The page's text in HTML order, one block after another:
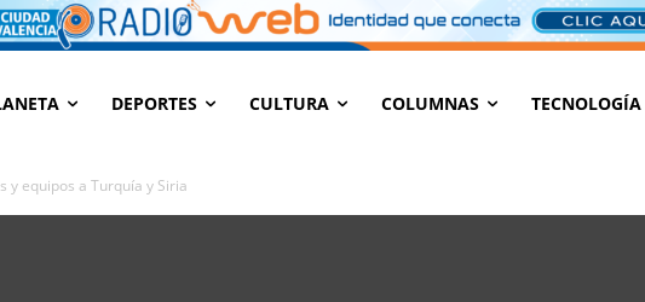
DEPORTES CULTURA COLUMNAS TECNOLOGÍA
y equipos a Turquía y Siria